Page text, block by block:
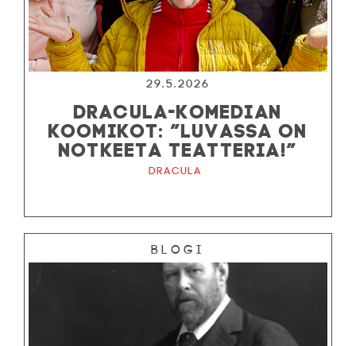
29.5.2026
DRACULA-KOMEDIAN
KOOMIKOT: ”LUVASSA ON
NOTKEETA TEATTERIA!”
Dracula
Blogi